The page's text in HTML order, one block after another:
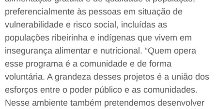
preferencialmente às pessoas em situação de
vulnerabilidade e risco social, incluídas as
populações ribeirinha e indígenas que vivem em
insegurança alimentar e nutricional. “Quem opera
esse programa é a comunidade e de forma
voluntária. A grandeza desses projetos é a união dos
esforços entre o poder público e as comunidades.
Nesse ambiente também pretendemos desenvolver